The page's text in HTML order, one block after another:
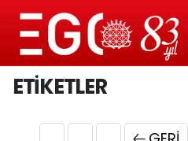
ETİKETLER